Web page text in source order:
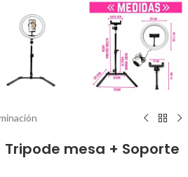
Tripode mesa + Soporte